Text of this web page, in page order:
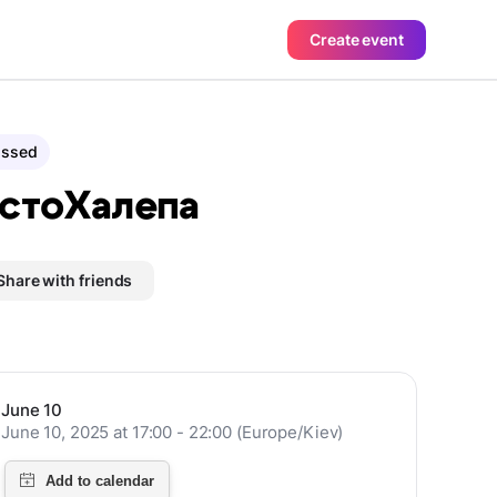
Create event
with friends
June 10
June 10, 2025 at 17:00 - 22:00 (Europe/Kiev)